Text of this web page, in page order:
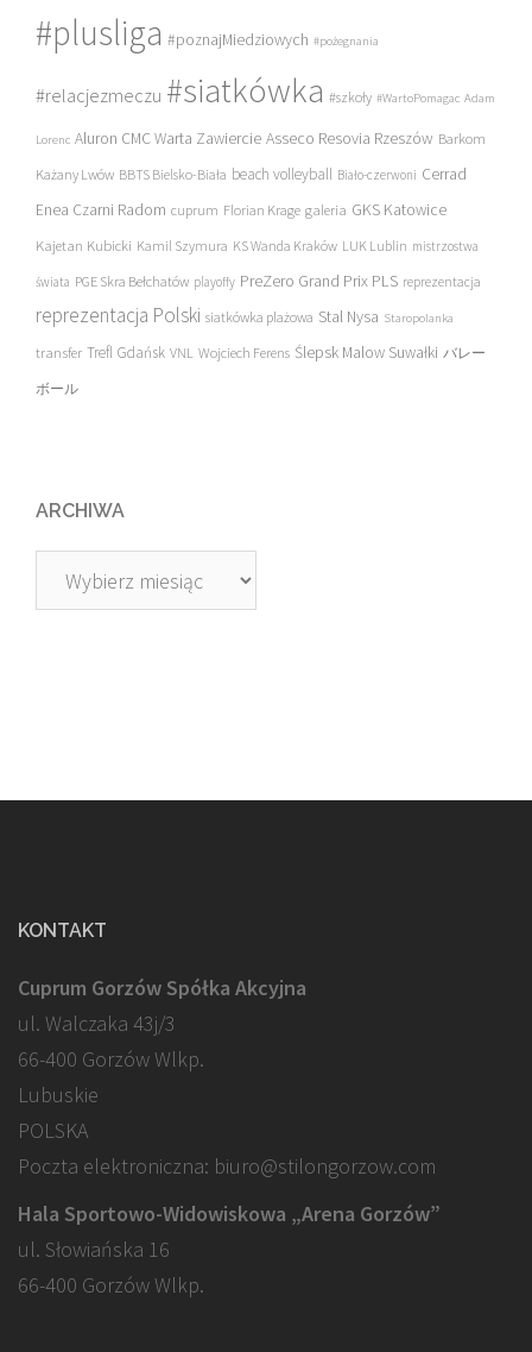
#plusliga #poznajMiedziowych #pożegnania
#relacjezmeczu #siatkówka #szkoły #WartoPomagac Adam
Lorenc Aluron CMC Warta Zawiercie Asseco Resovia Rzeszów Barkom
Każany Lwów BBTS Bielsko-Biała beach volleyball Biało-czerwoni Cerrad
Enea Czarni Radom cuprum Florian Krage galeria GKS Katowice
Kajetan Kubicki Kamil Szymura KS Wanda Kraków LUK Lublin mistrzostwa
świata PGE Skra Bełchatów playoffy PreZero Grand Prix PLS reprezentacja
reprezentacja Polski siatkówka plażowa Stal Nysa Staropolanka
transfer Trefl Gdańsk VNL Wojciech Ferens Ślepsk Malow Suwałki バレー
ボール
ARCHIWA
Archiwa
KONTAKT
Cuprum Gorzów Spółka Akcyjna
ul. Walczaka 43j/3
66-400 Gorzów Wlkp.
Lubuskie
POLSKA
Poczta elektroniczna: biuro@stilongorzow.com
Hala Sportowo-Widowiskowa „Arena Gorzów”
ul. Słowiańska 16
66-400 Gorzów Wlkp.